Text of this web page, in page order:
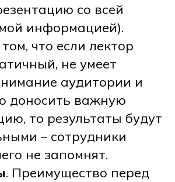
со всей
информацией).
что если лектор
не умеет
аудитории и
доносить важную
то результаты будут
– сотрудники
не запомнят.
. Преимущество перед